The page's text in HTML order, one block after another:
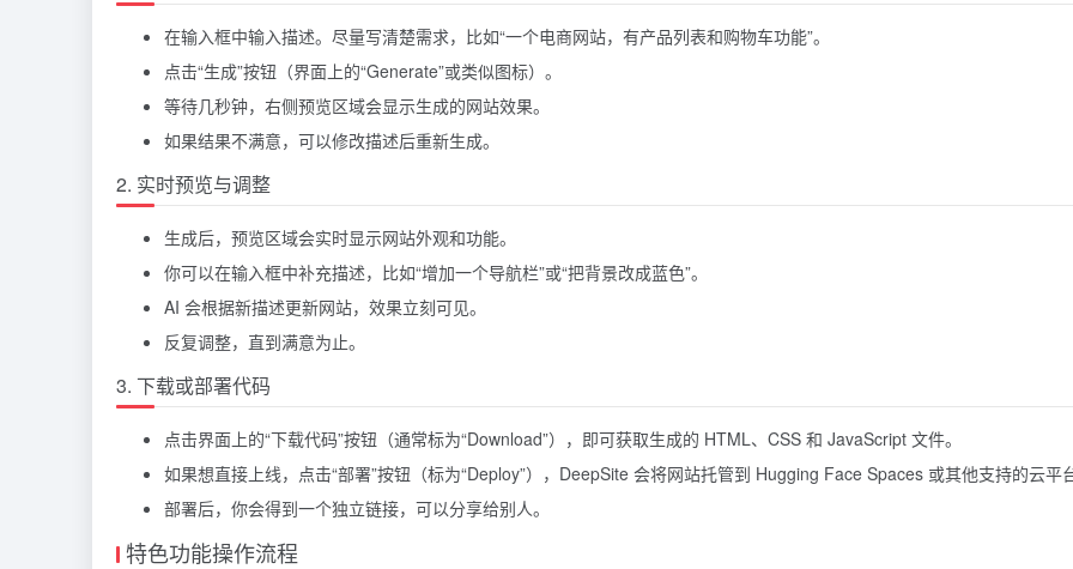
在输入框中输入描述。尽量写清楚需求，比如“一个电商网站，有产品列表和购物车功能”。
点击“生成”按钮（界面上的“Generate”或类似图标）。
等待几秒钟，右侧预览区域会显示生成的网站效果。
如果结果不满意，可以修改描述后重新生成。
2. 实时预览与调整
生成后，预览区域会实时显示网站外观和功能。
你可以在输入框中补充描述，比如“增加一个导航栏”或“把背景改成蓝色”。
AI 会根据新描述更新网站，效果立刻可见。
反复调整，直到满意为止。
3. 下载或部署代码
点击界面上的“下载代码”按钮（通常标为“Download”），即可获取生成的 HTML、CSS 和 JavaScript 文件。
如果想直接上线，点击“部署”按钮（标为“Deploy”），DeepSite 会将网站托管到 Hugging Face Spaces 或其他支持的云平
部署后，你会得到一个独立链接，可以分享给别人。
特色功能操作流程